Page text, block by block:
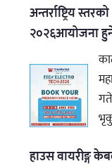
अन्तर्राष्ट्रिय
२०२६आयोजना
हाउस वायरीङ्ग